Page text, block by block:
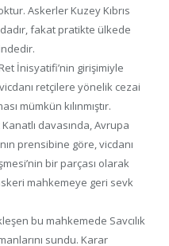
Askerler Kuzey Kıbrıs
fakat pratikte ülkede
İnisyatifi’nin girişimiyle
retçilere yönelik cezai
mümkün kılınmıştır.
davasında, Avrupa
prensibine göre, vicdanı
bir parçası olarak
mahkemeye geri sevk
bu mahkemede Savcılık
sundu. Karar